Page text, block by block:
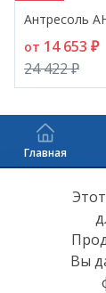
Антресоль
от 14 653 ₽
24 422 ₽
Главная
+7 (8412)
info@lerom.ru
Согласие на
Вы